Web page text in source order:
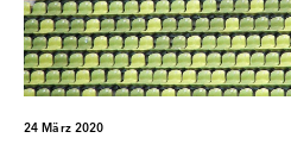
24 März 2020